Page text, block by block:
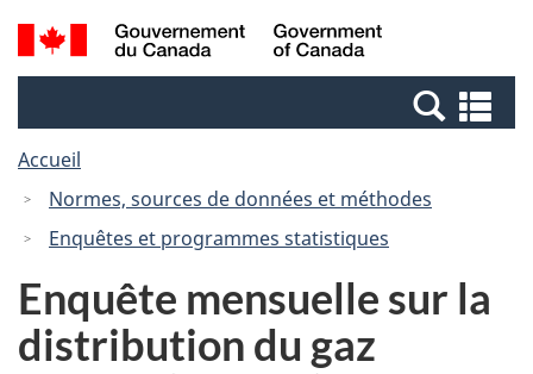
Passer
au
Passer
à
Canada
Recherche
et
et
Accueil
Normes, sources de données et méthodes
Enquêtes et programmes statistiques
Enquête mensuelle sur la
distribution du gaz